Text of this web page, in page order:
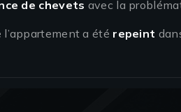
de chevets avec la
l’appartement a été repeint